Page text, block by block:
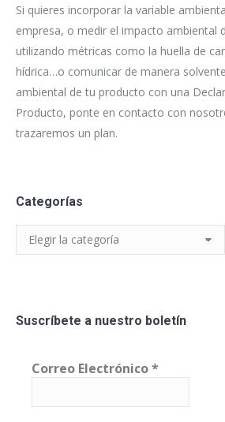
Si quieres incorporar la variable
empresa, o medir el impacto ambiental
utilizando métricas como la huella de
hídrica…o comunicar de manera
ambiental de tu producto con una
Producto, ponte en contacto con
trazaremos un plan.
Categorías
Categorías
Suscríbete a nuestro boletín
Correo Electrónico*